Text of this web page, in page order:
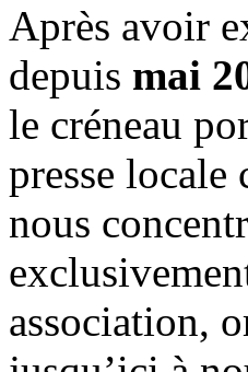
Après avoir
depuis mai
le créneau
presse locale
nous
association,